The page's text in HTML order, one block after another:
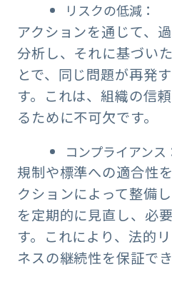
リスクの低減：
アクションを通じて、
分析し、それに基づい
とで、同じ問題が再発
す。これは、組織の信
るために不可欠です。
コンプライアンス
規制や標準への適合性
クションによって整備
を定期的に見直し、必
す。これにより、法的
ネスの継続性を保証でき